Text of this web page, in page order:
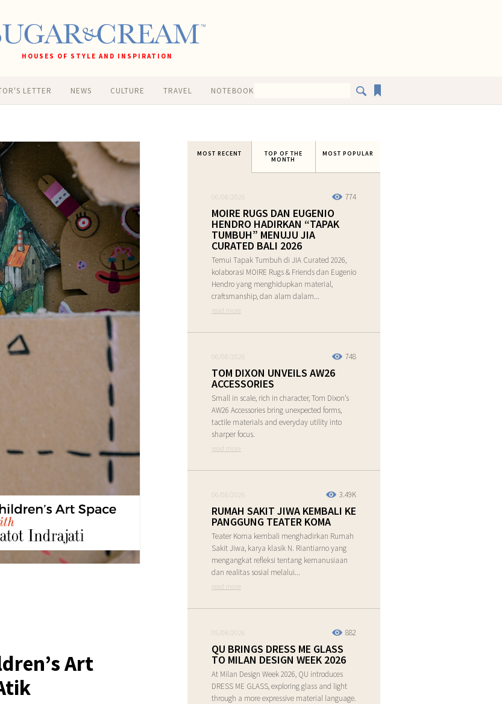
HOUSES OF STYLE AND INSPIRATION
LETTER NEWS CULTURE TRAVEL NOTEBOOK
Art
MOST RECENT TOP OF THE
MONTH
MOST POPULAR
774
06/08/2026
MOIRE RUGS DAN EUGENIO
HENDRO HADIRKAN “TAPAK
TUMBUH” MENUJU JIA
CURATED BALI 2026
Temui Tapak Tumbuh di JIA Curated 2026,
kolaborasi MOIRE Rugs & Friends dan Eugenio
Hendro yang menghidupkan material,
craftsmanship, dan alam dalam...
read more
748
06/08/2026
TOM DIXON UNVEILS AW26
ACCESSORIES
Small in scale, rich in character, Tom Dixon’s
AW26 Accessories bring unexpected forms,
tactile materials and everyday utility into
sharper focus.
read more
3.49K
06/08/2026
RUMAH SAKIT JIWA KEMBALI KE
PANGGUNG TEATER KOMA
Teater Koma kembali menghadirkan Rumah
Sakit Jiwa, karya klasik N. Riantiarno yang
mengangkat refleksi tentang kemanusiaan
dan realitas sosial melalui...
read more
882
05/08/2026
QU BRINGS DRESS ME GLASS
TO MILAN DESIGN WEEK 2026
At Milan Design Week 2026, QU introduces
DRESS ME GLASS, exploring glass and light
through a more expressive material language.